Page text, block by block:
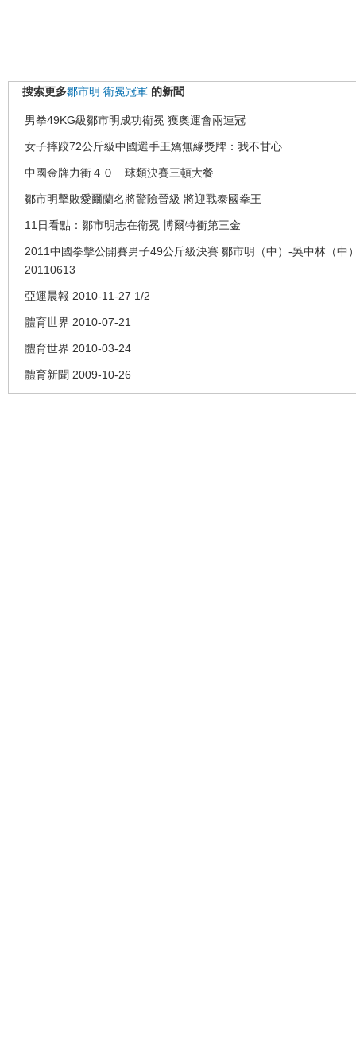
搜索更多鄒市明 衛冕冠軍 的新聞
男拳49KG級鄒市明成功衛冕 獲奧運會兩連冠
女子摔跤72公斤級中國選手王嬌無緣獎牌：我不甘心
中國金牌力衝４０ 球類決賽三頓大餐
鄒市明擊敗愛爾蘭名將驚險晉級 將迎戰泰國拳王
11日看點：鄒市明志在衛冕 博爾特衝第三金
2011中國拳擊公開賽男子49公斤級決賽 鄒市明（中）-吳中林（中
20110613
亞運晨報 2010-11-27 1/2
體育世界 2010-07-21
體育世界 2010-03-24
體育新聞 2009-10-26